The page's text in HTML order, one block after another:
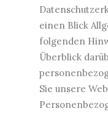
einen Blick
folgenden
Überblick
Sie unsere